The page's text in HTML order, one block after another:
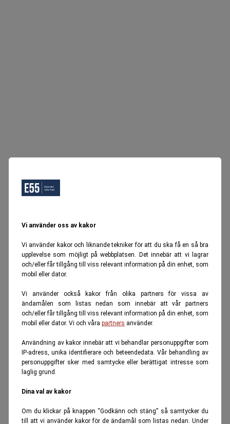
Vi använder oss av kakor
Vi använder kakor och liknande tekniker för att du ska få en så bra
upplevelse som möjligt på webbplatsen. Det innebär att vi lagrar
och/eller får tillgång till viss relevant information på din enhet, som
mobil eller dator.
Vi använder också kakor från olika partners för vissa av
ändamålen som listas nedan som innebär att vår partners
och/eller får tillgång till viss relevant information på din enhet, som
mobil eller dator. Vi och våra partners använder.
Användning av kakor innebär att vi behandlar personuppgifter som
IP-adress, unika identifierare och beteendedata. Vår behandling av
personuppgifter sker med samtycke eller berättigat intresse som
laglig grund.
Dina val av kakor
Om du klickar på knappen “Godkänn och stäng” så samtycker du
till att vi använder kakor för de ändamål som listas nedan. Under